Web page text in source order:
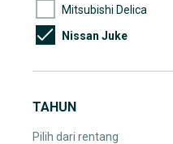
Mitsubishi Delica
Nissan Juke
TAHUN
Pilih dari rentang